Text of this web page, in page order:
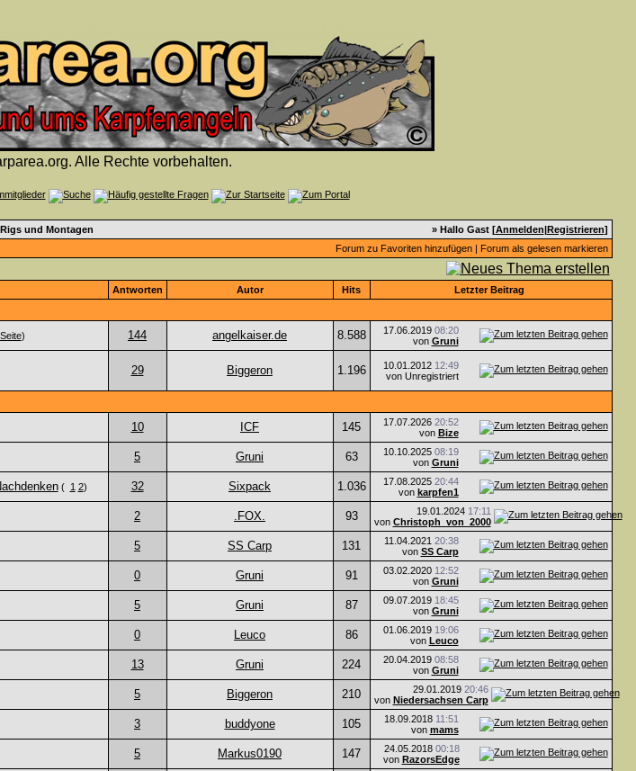
Alle Rechte vorbehalten.
und Montagen » Hallo Gast [Anmelden|Registrieren]
Forum zu Favoriten hinzufügen| Forum als gelesen markieren
Antworten Autor Hits Letzter Beitrag
) 144 angelkaiser.de 8.588 17.06.2019 08:20
von Gruni
29 Biggeron 1.196 10.01.2012 12:49
von Unregistriert
10 ICF 145 17.07.2026 20:52
von Bize
5 Gruni 63 10.10.2025 08:19
von Gruni
( 1 2) 32 Sixpack 1.036 17.08.2025 20:44
von karpfen1
2 .FOX. 93 19.01.2024 17:11
von Christoph_von_2000
5 SS Carp 131 11.04.2021 20:38
von SS Carp
0 Gruni 91 03.02.2020 12:52
von Gruni
5 Gruni 87 09.07.2019 18:45
von Gruni
0 Leuco 86 01.06.2019 19:06
von Leuco
13 Gruni 224 20.04.2019 08:58
von Gruni
5 Biggeron 210 29.01.2019 20:46
von Niedersachsen Carp
3 buddyone 105 18.09.2018 11:51
von mams
5 Markus0190 147 24.05.2018 00:18
von RazorsEdge